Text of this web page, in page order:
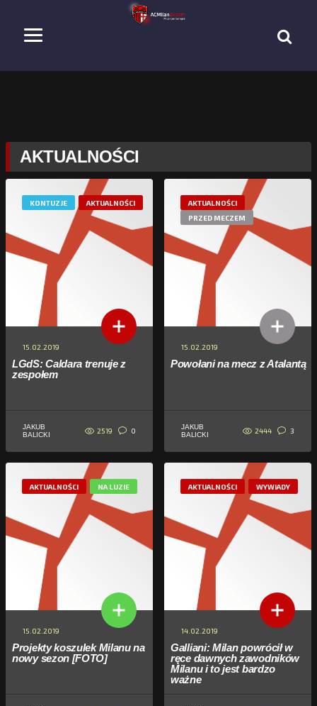
AKTUALNOŚCI
KONTUZJE AKTUALNOŚCI
15.02.2019
LGdS: Caldara trenuje z
zespołem
JAKUB
BALICKI
2519 0
AKTUALNOŚCI
PRZED MECZEM
15.02.2019
Powołani na mecz z Atalantą
JAKUB
BALICKI
2444 3
AKTUALNOŚCI NA LUZIE
15.02.2019
Projekty koszulek Milanu na
nowy sezon [FOTO]
AKTUALNOŚCI WYWIADY
14.02.2019
Galliani: Milan powrócił w
ręce dawnych zawodników
Milanu i to jest bardzo
ważne